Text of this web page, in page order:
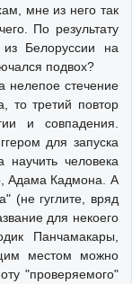
мне из него так
По результату
Белоруссии на
подвох?
нелепое стечение
то третий повтор
и совпадения.
для запуска
научить человека
Адама Кадмона. А
(не гуглите, вряд
для некоего
Панчамакары,
местом можно
"проверяемого"